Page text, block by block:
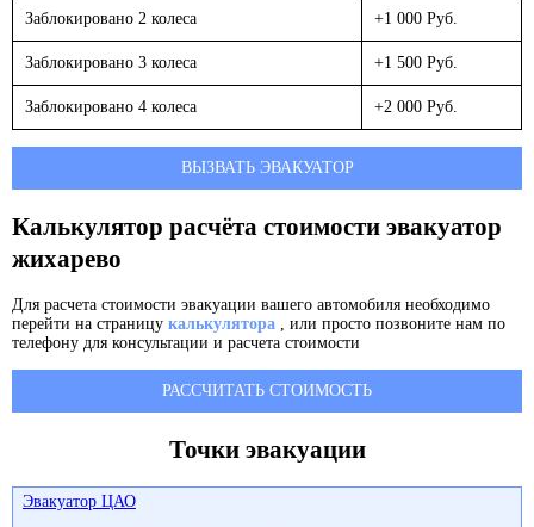
Заблокировано 2 колеса +1 000 Руб.
Заблокировано 3 колеса +1 500 Руб.
Заблокировано 4 колеса +2 000 Руб.
ВЫЗВАТЬ ЭВАКУАТОР
Калькулятор расчёта стоимости эвакуатор
жихарево
Для расчета стоимости эвакуации вашего автомобиля необходимо
перейти на страницу калькулятора , или просто позвоните нам по
телефону для консультации и расчета стоимости
РАССЧИТАТЬ СТОИМОСТЬ
Точки эвакуации
Эвакуатор ЦАО